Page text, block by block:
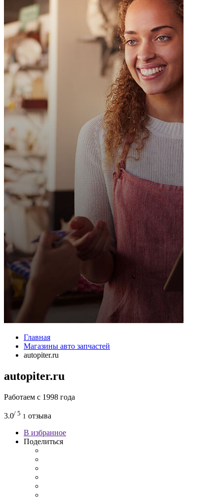
Главная
Магазины авто запчастей
autopiter.ru
autopiter.ru
Работаем с 1998 года
3.0/ 5 1 отзыва
В избранное
Поделиться